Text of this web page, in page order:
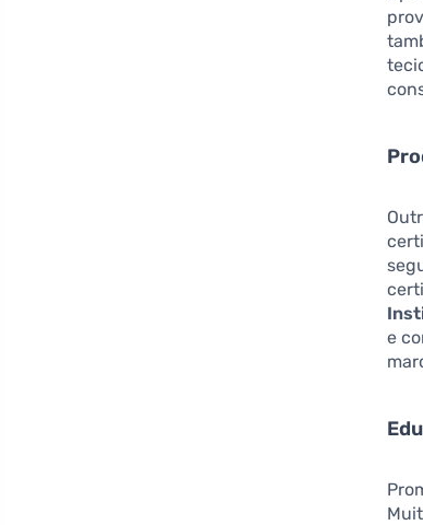
e